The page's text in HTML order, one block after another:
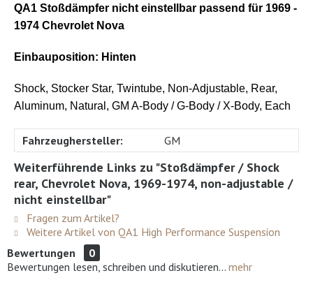
QA1 Stoßdämpfer nicht einstellbar passend für 1969 -
1974 Chevrolet Nova
Einbauposition: Hinten
Shock, Stocker Star, Twintube, Non-Adjustable, Rear,
Aluminum, Natural, GM A-Body / G-Body / X-Body, Each
Fahrzeughersteller: GM
Weiterführende Links zu "Stoßdämpfer / Shock
rear, Chevrolet Nova, 1969-1974, non-adjustable /
nicht einstellbar"
Fragen zum Artikel?
Weitere Artikel von QA1 High Performance Suspension
Bewertungen
0
Bewertungen lesen, schreiben und diskutieren... mehr